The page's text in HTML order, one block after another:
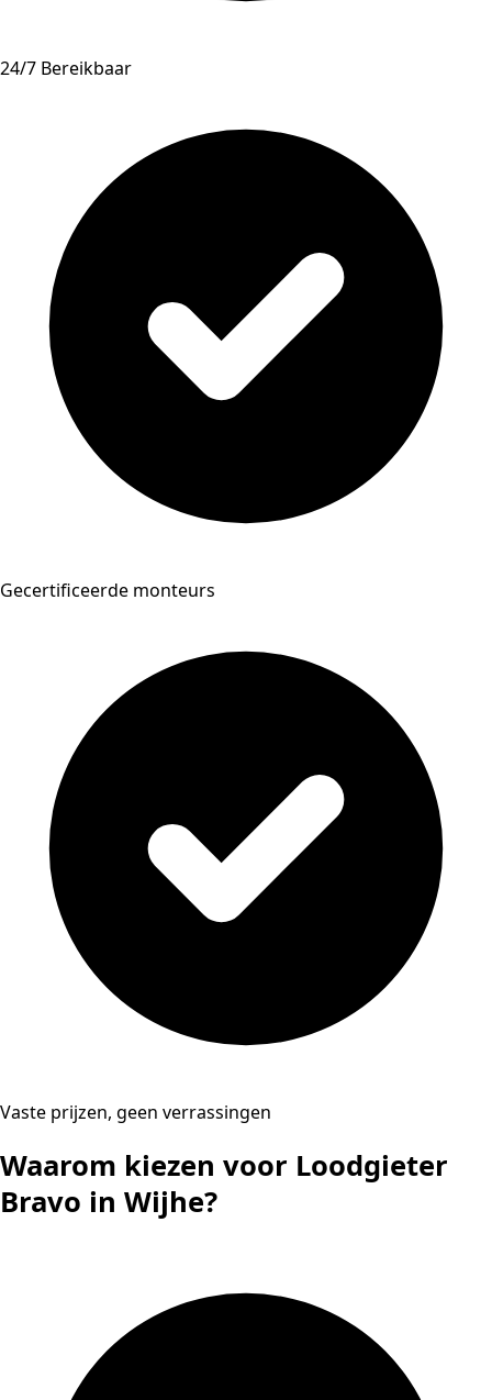
24/7 Bereikbaar
Gecertificeerde monteurs
Vaste prijzen, geen verrassingen
Waarom kiezen voor Loodgieter
Bravo in Wijhe?